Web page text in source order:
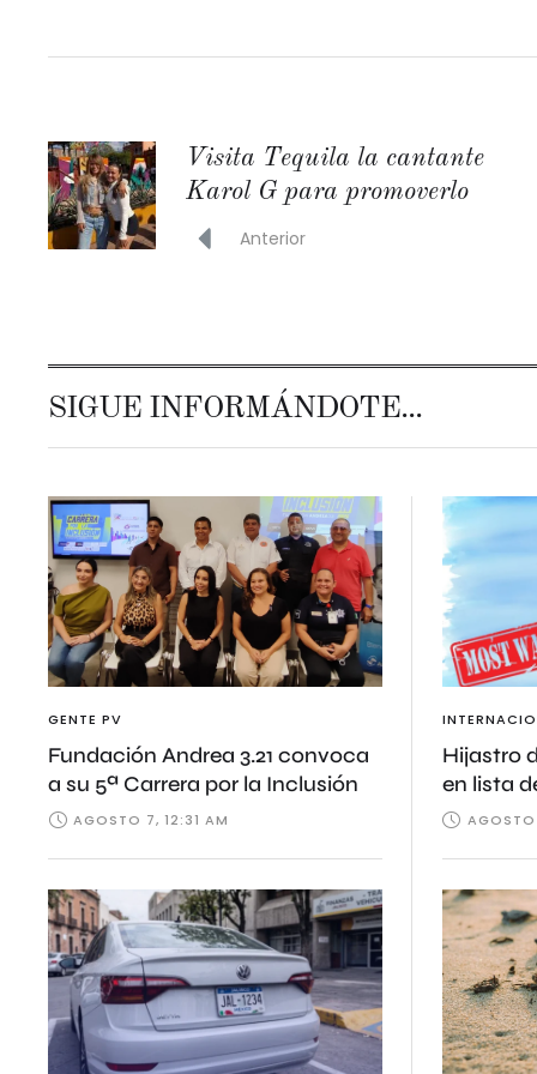
Visita Tequila la cantante
Karol G para promoverlo
Anterior
SIGUE INFORMÁNDOTE...
GENTE PV
Fundación Andrea 3.21 convoca
a su 5ª Carrera por la Inclusión
AGOSTO 7, 12:31 AM
Hijastro
en lista